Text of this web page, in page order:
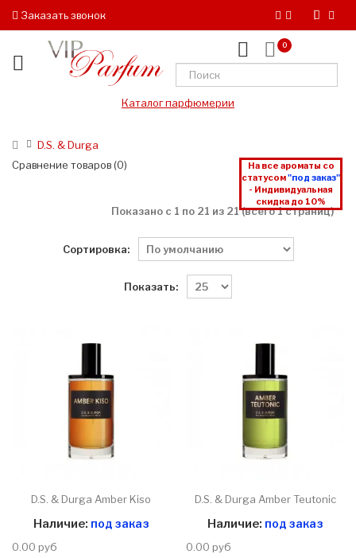
Заказать звонок
0
Каталог парфюмерии
D.S. & Durga
На все ароматы со
статусом"под заказ"
- Индивидуальная
скидка до 10%
Сравнение товаров (0)
Показано с 1 по 21 из 21 (всего 1 страниц)
Сортировка:
Показать:
D.S. & Durga Amber Kiso
Наличие: под заказ
0.00 руб
D.S. & Durga Amber Teutonic
Наличие: под заказ
0.00 руб